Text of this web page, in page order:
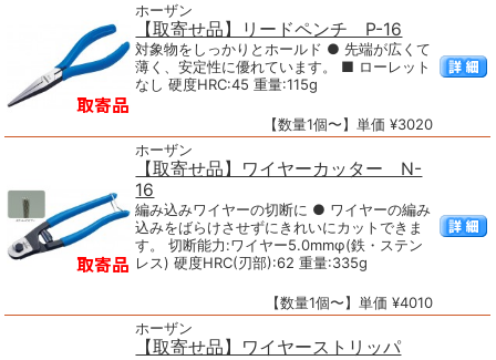
ホーザン
【取寄せ品】リードペンチ P-16
対象物をしっかりとホールド ● 先端が広くて
薄く、安定性に優れています。 ■ ローレット
なし 硬度HRC:45 重量:115g
【数量1個〜】単価 ¥3020
ホーザン
【取寄せ品】ワイヤーカッター N-
16
編み込みワイヤーの切断に ● ワイヤーの編み
込みをばらけさせずにきれいにカットできま
す。 切断能力:ワイヤー5.0mmφ(鉄・ステン
レス) 硬度HRC(刃部):62 重量:335g
【数量1個〜】単価 ¥4010
ホーザン
【取寄せ品】ワイヤーストリッパ